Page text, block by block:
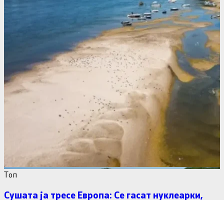
Tоп
Сушата ја тресе Европа: Се гасат нуклеарки,